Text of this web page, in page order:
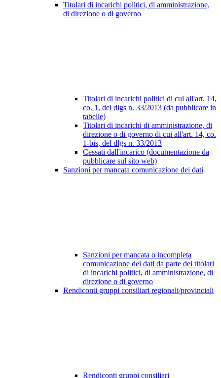
Titolari di incarichi politici, di amministrazione,
di direzione o di governo
Titolari di incarichi politici di cui all'art. 14,
co. 1, del dlgs n. 33/2013 (da pubblicare in
tabelle)
Titolari di incarichi di amministrazione, di
direzione o di governo di cui all'art. 14, co.
1-bis, del dlgs n. 33/2013
Cessati dall'incarico (documentazione da
pubblicare sul sito web)
Sanzioni per mancata comunicazione dei dati
Sanzioni per mancata o incompleta
comunicazione dei dati da parte dei titolari
di incarichi politici, di amministrazione, di
direzione o di governo
Rendiconti gruppi consiliari regionali/provinciali
Rendiconti gruppi consiliari